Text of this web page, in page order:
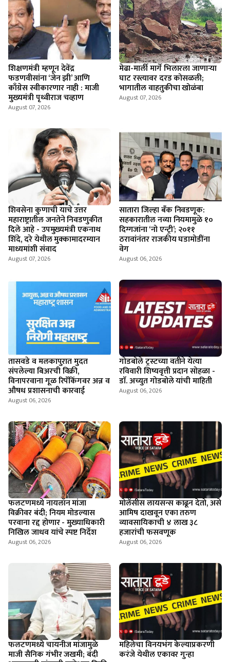
शिक्षणमंत्री म्हणून देवेंद्र
फडणवीसांना ‘जेन झी’ आणि
काँग्रेस स्वीकारणार नाही : माजी
मुख्यमंत्री पृथ्वीराज चव्हाण
August 07, 2026
मेढा-मार्ली मार्गे भिलारला जाणाऱ्या
घाट रस्त्यावर दरड कोसळली;
भागातील वाहतुकीचा खोळंबा
August 07, 2026
शिवसेना कुणाची याचे उत्तर
महाराष्ट्रातील जनतेने निवडणुकीत
दिले आहे - उपमुख्यमंत्री एकनाथ
शिंदे, दरे येथील मुक्कामादरम्यान
माध्यमांशी संवाद
August 07, 2026
सातारा जिल्हा बँक निवडणूक:
सहकारातील नव्या नियमामुळे १०
दिग्गजांना ‘नो एन्ट्री’; २०११
ठरावांनंतर राजकीय घडामोडींना
वेग
August 06, 2026
तासवडे व मलकापुरात मुदत
संपलेल्या बिअरची विक्री,
विनापरवाना गूळ रिपॅकिंगवर अन्न व
औषध प्रशासनाची कारवाई
August 06, 2026
गोडबोले ट्रस्टच्या वतीने येत्या
रविवारी शिष्यवृत्ती प्रदान सोहळा -
डाॅ. अच्युत गोडबोले यांची माहिती
August 06, 2026
फलटणमध्ये नायलॉन मांजा
विक्रीवर बंदी; नियम मोडल्यास
परवाना रद्द होणार - मुख्याधिकारी
निखिल जाधव यांचे स्पष्ट निर्देश
August 06, 2026
माेलॅसीस लायसन्स काढून देतो, असे
आमिष दाखवून एका तरुण
व्यावसायिकाची ४ लाख ३८
हजारांची फसवणूक
August 06, 2026
फलटणमध्ये चायनीज मांजामुळे
माजी सैनिक गंभीर जखमी; बंदी
महिलेचा विनयभंग केल्याप्रकरणी
करंजे येथील एकावर गुन्हा